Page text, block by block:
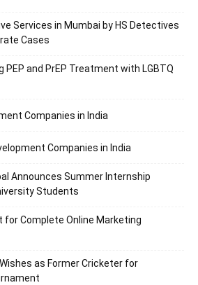
Services in Mumbai by HS Detectives
Cases
PEP and PrEP Treatment with LGBTQ
Companies in India
Companies in India
Announces Summer Internship
Students
for Complete Online Marketing
as Former Cricketer for